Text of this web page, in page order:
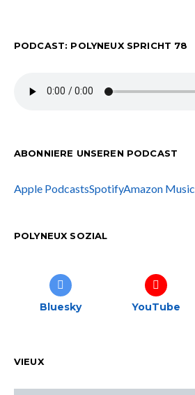
PODCAST: POLYNEUX SPRICHT 78
ABONNIERE UNSEREN PODCAST
Apple PodcastsSpotifyAmazon Music
POLYNEUX SOZIAL
Bluesky YouTube
VIEUX